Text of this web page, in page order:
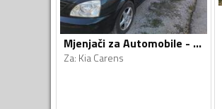
Mjenjači za Automobile - Kia - Carens - 2005
Za: Kia Carens